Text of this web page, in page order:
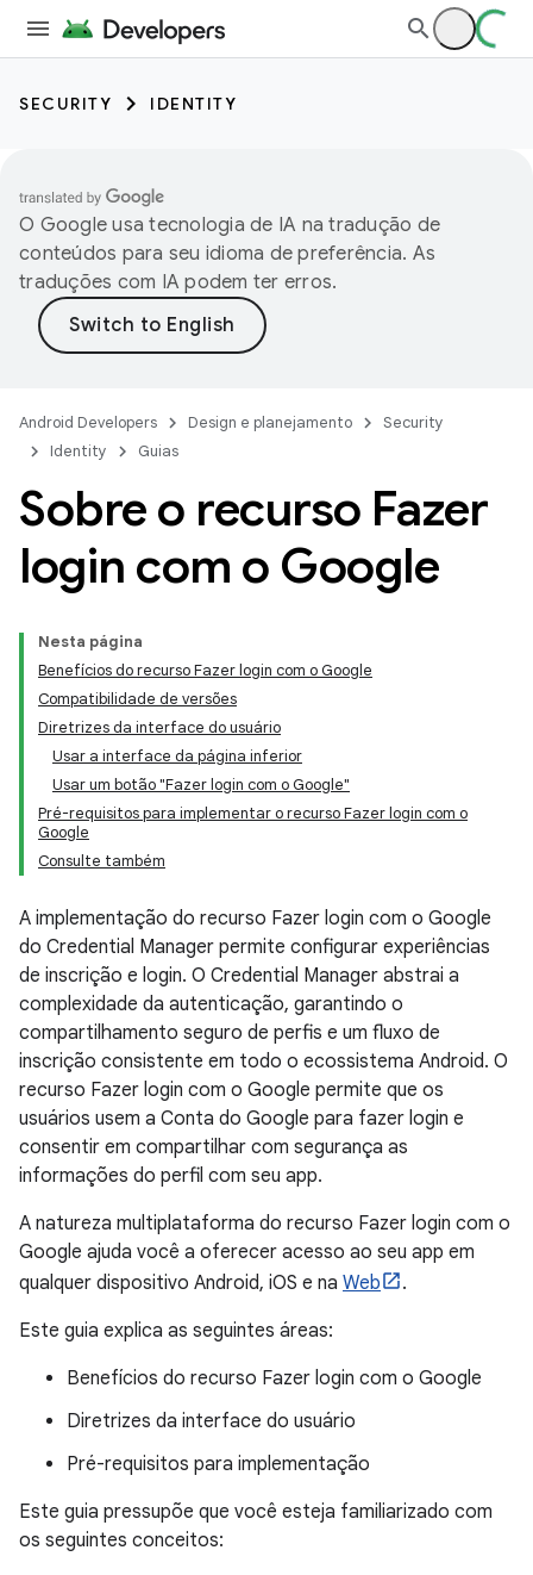
SECURITY IDENTITY
O Google usa tecnologia de IA na tradução de
conteúdos para seu idioma de preferência. As
traduções com IA podem ter erros.
Android Developers Design e planejamento
Security
Identity
Guias
Sobre o recurso Fazer
login com o Google
Nesta página
Benefícios do recurso Fazer login com o Google
Compatibilidade de versões
Diretrizes da interface do usuário
Usar a interface da página inferior
Usar um botão "Fazer login com o Google"
Pré-requisitos para implementar o recurso Fazer login com o
Google
Consulte também
A implementação do recurso Fazer login com o Google
do Credential Manager permite configurar experiências
de inscrição e login. O Credential Manager abstrai a
complexidade da autenticação, garantindo o
compartilhamento seguro de perfis e um fluxo de
inscrição consistente em todo o ecossistema Android. O
recurso Fazer login com o Google permite que os
usuários usem a Conta do Google para fazer login e
consentir em compartilhar com segurança as
informações do perfil com seu app.
A natureza multiplataforma do recurso Fazer login com o
Google ajuda você a oferecer acesso ao seu app em
qualquer dispositivo Android, iOS e na Web
.
Este guia explica as seguintes áreas:
Benefícios do recurso Fazer login com o Google
Diretrizes da interface do usuário
Pré-requisitos para implementação
Este guia pressupõe que você esteja familiarizado com
os seguintes conceitos: